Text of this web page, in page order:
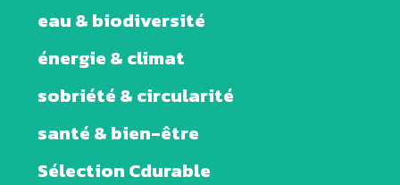
eau & biodiversité
énergie & climat
sobriété & circularité
santé & bien-être
Sélection Cdurable